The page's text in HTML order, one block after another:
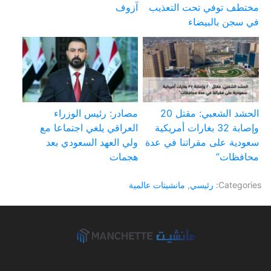
مختطف توفي تحت التعذيب
في سجن بالبيضاء
آزوف
الحشد الشعبي: مقتل 20
وإصابة 32 بغارات أمريكية
سعودية على مقراتنا في عدة
محافظات”
مصادر: رئيس الوزراء
العراقي يلغي اجتماعا مع
ولي العهد السعودي بعد
هجمات
Categories: رئيسي, مانشيتات عالمية